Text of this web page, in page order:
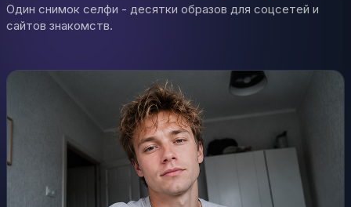
Один снимок селфи - десятки образов для соцсетей и
сайтов знакомств.